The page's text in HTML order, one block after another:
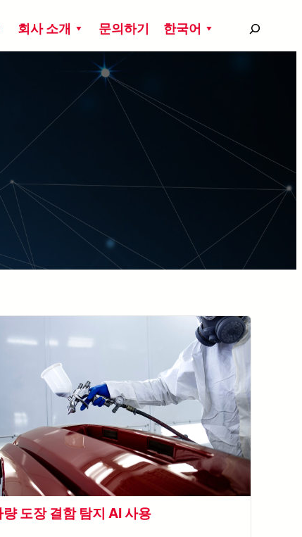
회사 소개 문의하기 한국어
량 도장 결함 탐지 AI 사용